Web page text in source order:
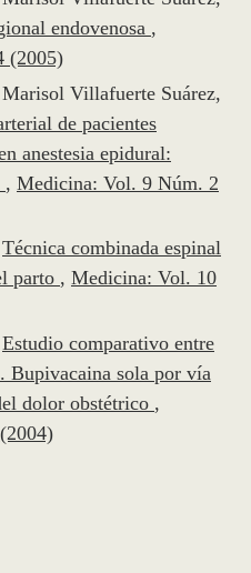
endovenosa ,
(2005)
Villafuerte Suárez,
de pacientes
anestesia epidural:
, Medicina: Vol. 9 Núm. 2
Técnica combinada espinal
parto , Medicina: Vol. 10
Estudio comparativo entre
Bupivacaina sola por vía
dolor obstétrico ,